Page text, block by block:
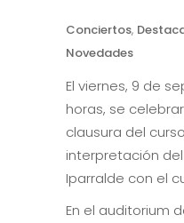
Conciertos,
Novedades
El viernes, 9 de
horas, se
clausura del
interpretación
Iparralde con el
En el auditorium